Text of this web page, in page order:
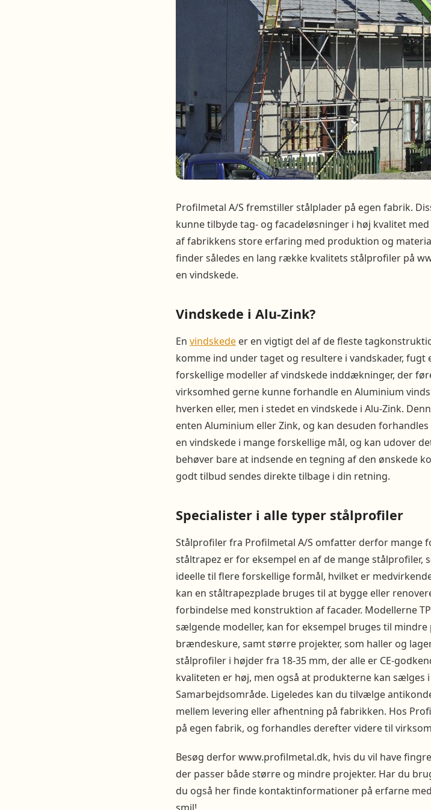
Profilmetal A/S fremstiller stålplader på egen fabrik.
kunne tilbyde tag- og facadeløsninger i høj kvalitet
af fabrikkens store erfaring med produktion og
finder således en lang række kvalitets stålprofiler på
en vindskede.
Vindskede i Alu-Zink?
En vindskede er en vigtigt del af de fleste
komme ind under taget og resultere i vandskader, fugt
forskellige modeller af vindskede inddækninger, der
virksomhed gerne kunne forhandle en Aluminium
hverken eller, men i stedet en vindskede i Alu-Zink.
enten Aluminium eller Zink, og kan desuden
en vindskede i mange forskellige mål, og kan udover
behøver bare at indsende en tegning af den ønskede
godt tilbud sendes direkte tilbage i din retning.
Specialister i alle typer stålprofiler
Stålprofiler fra Profilmetal A/S omfatter derfor mange
ståltrapez er for eksempel en af de mange stålprofiler,
ideelle til flere forskellige formål, hvilket er
kan en ståltrapezplade bruges til at bygge eller
forbindelse med konstruktion af facader. Modellerne
sælgende modeller, kan for eksempel bruges til
brændeskure, samt større projekter, som haller og
stålprofiler i højder fra 18-35 mm, der alle er CE-
kvaliteten er høj, men også at produkterne kan
Samarbejdsområde. Ligeledes kan du tilvælge
mellem levering eller afhentning på fabrikken. Hos
på egen fabrik, og forhandles derefter videre til
Besøg derfor www.profilmetal.dk, hvis du vil have
der passer både større og mindre projekter. Har du
du også her finde kontaktinformationer på erfarne